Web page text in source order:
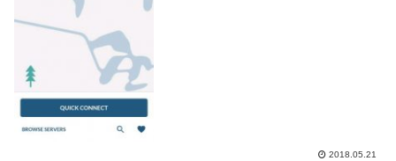
2018.05.21